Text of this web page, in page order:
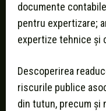
documente
pentru expertizare;
expertize tehnice și
Descoperirea
riscurile publice
din tutun, precum și